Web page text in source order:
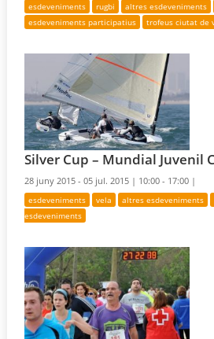
esdeveniments rugbi altres esdeveniments
esdeveniments participatius
trofeus ciutat de
Silver Cup – Mundial Juvenil
28 juny 2015 - 05 jul. 2015 | 10:00 - 17:00 |
esdeveniments vela altres esdeveniments
esdeveniments